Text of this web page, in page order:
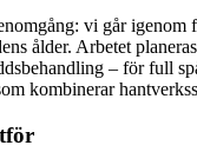
vi går
ålder. Arbetet
– för full
kombinerar